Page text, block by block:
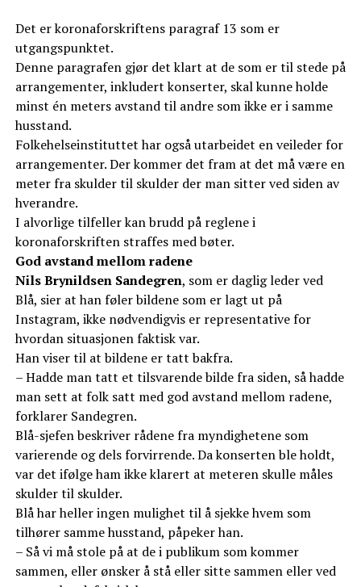
Det er koronaforskriftens paragraf 13 som er
utgangspunktet.
Denne paragrafen gjør det klart at de som er til stede på
arrangementer, inkludert konserter, skal kunne holde
minst én meters avstand til andre som ikke er i samme
husstand.
Folkehelseinstituttet har også utarbeidet en veileder for
arrangementer. Der kommer det fram at det må være en
meter fra skulder til skulder der man sitter ved siden av
hverandre.
I alvorlige tilfeller kan brudd på reglene i
koronaforskriften straffes med bøter.
God avstand mellom radene
Nils Brynildsen Sandegren, som er daglig leder ved
Blå, sier at han føler bildene som er lagt ut på
Instagram, ikke nødvendigvis er representative for
hvordan situasjonen faktisk var.
Han viser til at bildene er tatt bakfra.
– Hadde man tatt et tilsvarende bilde fra siden, så hadde
man sett at folk satt med god avstand mellom radene,
forklarer Sandegren.
Blå-sjefen beskriver rådene fra myndighetene som
varierende og dels forvirrende. Da konserten ble holdt,
var det ifølge ham ikke klarert at meteren skulle måles
skulder til skulder.
Blå har heller ingen mulighet til å sjekke hvem som
tilhører samme husstand, påpeker han.
– Så vi må stole på at de i publikum som kommer
sammen, eller ønsker å stå eller sitte sammen eller ved